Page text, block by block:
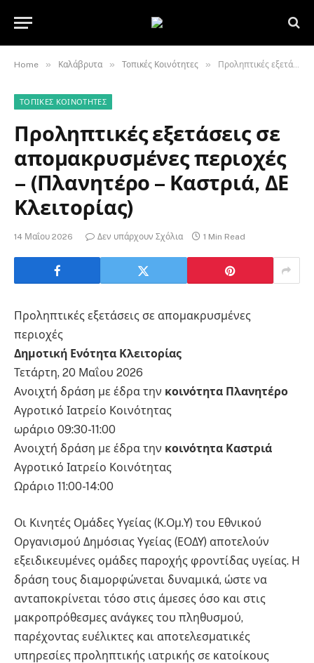
Home » Καλάβρυτα » Τοπικές Κοινότητες » Προληπτικές εξετάσεις σε απομακρυσμένες περιοχές – (Πλανητέρο – Καστριά, ΔΕ Κλειτορίας)
ΤΟΠΙΚΈΣ ΚΟΙΝΌΤΗΤΕΣ
Προληπτικές εξετάσεις σε
απομακρυσμένες περιοχές
– (Πλανητέρο – Καστριά, ΔΕ
Κλειτορίας)
14 Μαΐου 2026 Δεν υπάρχουν Σχόλια 1 Min Read
Προληπτικές εξετάσεις σε απομακρυσμένες
περιοχές
Δημοτική Ενότητα Κλειτορίας
Τετάρτη, 20 Μαΐου 2026
Ανοιχτή δράση με έδρα την κοινότητα Πλανητέρο
Αγροτικό Ιατρείο Κοινότητας
ωράριο 09:30-11:00
Ανοιχτή δράση με έδρα την κοινότητα Καστριά
Αγροτικό Ιατρείο Κοινότητας
Ωράριο 11:00-14:00
Οι Κινητές Ομάδες Υγείας (Κ.Ομ.Υ) του Εθνικού
Οργανισμού Δημόσιας Υγείας (ΕΟΔΥ) αποτελούν
εξειδικευμένες ομάδες παροχής φροντίδας υγείας. Η
δράση τους διαμορφώνεται δυναμικά, ώστε να
ανταποκρίνεται τόσο στις άμεσες όσο και στις
μακροπρόθεσμες ανάγκες του πληθυσμού,
παρέχοντας ευέλικτες και αποτελεσματικές
υπηρεσίες προληπτικής ιατρικής σε κατοίκους